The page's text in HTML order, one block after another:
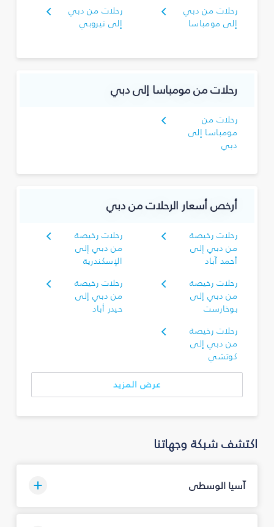
رحلات من دبي
إلى مومباسا
رحلات من دبي
إلى نيروبي
رحلات من مومباسا إلى دبي
رحلات من
مومباسا إلى
دبي
أرخص أسعار الرحلات من دبي
رحلات رخيصة
من دبي إلى
أحمد آباد
رحلات رخيصة
من دبي إلى
الإسكندرية
رحلات رخيصة
من دبي إلى
بوخارست
رحلات رخيصة
من دبي إلى
حيدر أباد
رحلات رخيصة
من دبي إلى
كوتشي
عرض المزيد
اكتشف شبكة وجهاتنا
آسيا الوسطى